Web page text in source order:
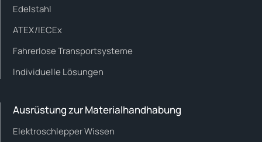
Edelstahl
ATEX/IECEx
Fahrerlose Transportsysteme
Individuelle Lösungen
Ausrüstung zur Materialhandhabung
Elektroschlepper Wissen